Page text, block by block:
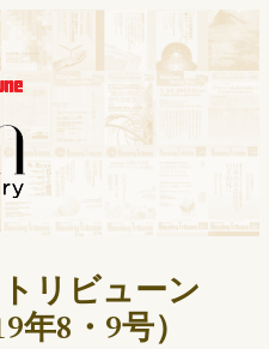
リビューン
年8・9号）